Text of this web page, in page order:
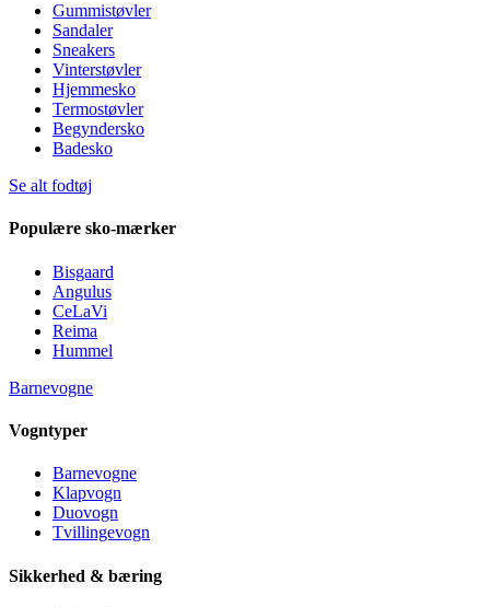
Gummistøvler
Sandaler
Sneakers
Vinterstøvler
Hjemmesko
Termostøvler
Begyndersko
Badesko
Se alt fodtøj
Populære sko-mærker
Bisgaard
Angulus
CeLaVi
Reima
Hummel
Barnevogne
Vogntyper
Barnevogne
Klapvogn
Duovogn
Tvillingevogn
Sikkerhed & bæring